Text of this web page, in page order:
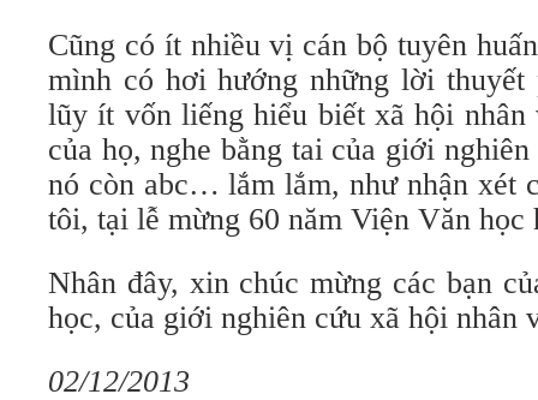
Cũng có ít nhiều vị cán bộ tuyên
mình có hơi hướng những lời thuyết
lũy ít vốn liếng hiểu biết xã hội
của họ, nghe bằng tai của giới
nó còn abc… lắm lắm, như nhận xét
tôi, tại lễ mừng 60 năm Viện Văn học
Nhân đây, xin chúc mừng các bạn
học, của giới nghiên cứu xã hội nhân
02/12/2013